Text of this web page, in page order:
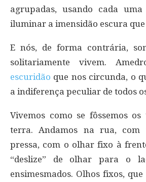
agrupadas, usando cada
iluminar a imensidão escura que
E nós, de forma contrária,
solitariamente vivem.
escuridão que nos circunda, o
a indiferença peculiar de todos
Vivemos como se fôssemos
terra. Andamos na rua, com
pressa, com o olhar fixo à
“deslize” de olhar para o
ensimesmados. Olhos fixos,